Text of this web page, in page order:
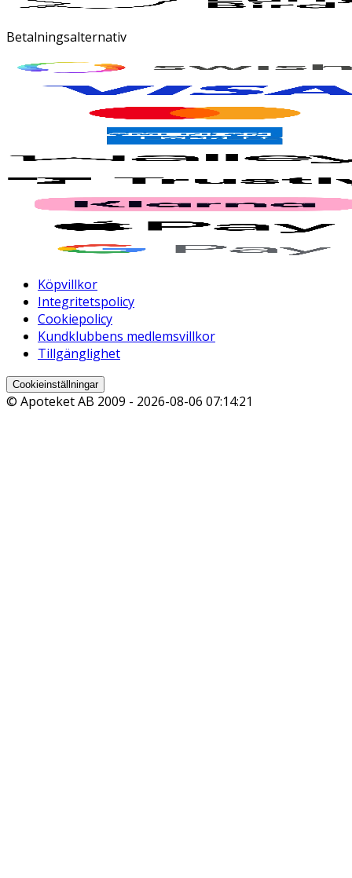
Betalningsalternativ
Köpvillkor
Integritetspolicy
Cookiepolicy
Kundklubbens medlemsvillkor
Tillgänglighet
Cookieinställningar
© Apoteket AB 2009 - 2026-08-06 07:14:21